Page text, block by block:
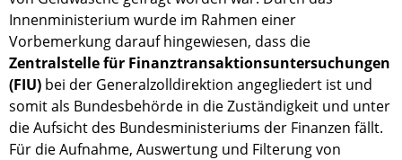
Innenministerium wurde im Rahmen einer
Vorbemerkung darauf hingewiesen, dass die
Zentralstelle für Finanztransaktionsuntersuchungen
(FIU) bei der Generalzolldirektion angegliedert ist und
somit als Bundesbehörde in die Zuständigkeit und unter
die Aufsicht des Bundesministeriums der Finanzen fällt.
Für die Aufnahme, Auswertung und Filterung von